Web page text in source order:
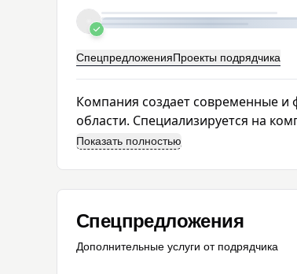
СпецпредложенияПроекты подрядчика
Компания создает современные
области. Специализируется на
Показать полностью
Спецпредложения
Дополнительные услуги от подрядчика